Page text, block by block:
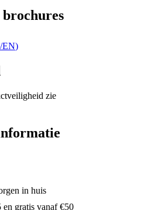
)
zie
in huis
gratis vanaf €50